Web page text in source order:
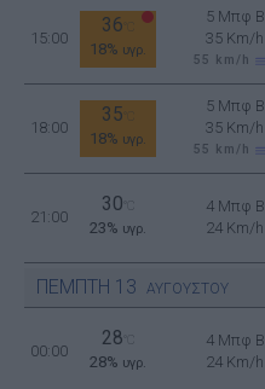
15:00
36
18% υγρ.
5 Μπφ B
35 Km/h
55 km/h
18:00
35
18% υγρ.
5 Μπφ B
35 Km/h
55 km/h
21:00
30
23% υγρ.
4 Μπφ B
24 Km/h
ΠΕΜΠΤΗ 13 ΑΥΓΟΥΣΤΟΥ
00:00
28
28% υγρ.
4 Μπφ B
24 Km/h